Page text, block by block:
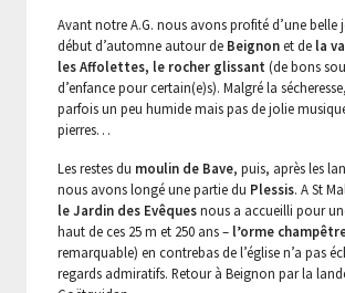
Avant notre A.G. nous avons profité d’une belle
début d’automne autour de Beignonet de la
les Affolettes, le rocher glissant (de bons
d’enfance pour certain(e)s). Malgré la
parfois un peu humide mais pas de jolie
pierres…
Les restes du moulin de Bave, puis, après les
nous avons longé une partie du Plessis. A St
le Jardin des Evêquesnous a accueilli pour
haut de ces 25 m et 250 ans – l’orme
remarquable) en contrebas de l’église n’a pas
regards admiratifs. Retour à Beignon par la